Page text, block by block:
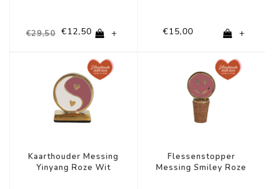
€29,50 €12,50 + €15,00 +
Kaarthouder Messing
Yinyang Roze Wit
Flessenstopper
Messing Smiley Roze